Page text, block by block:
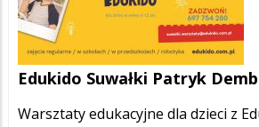
Edukido Suwałki Patryk
Warsztaty edukacyjne dla dzieci z